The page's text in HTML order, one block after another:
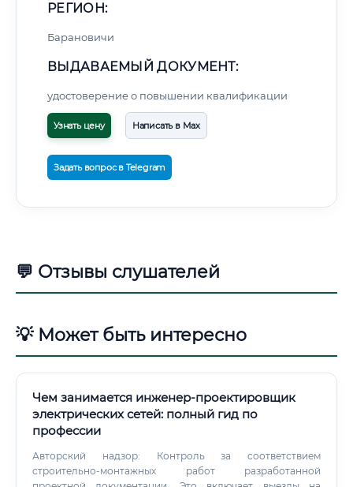
РЕГИОН:
Барановичи
ВЫДАВАЕМЫЙ ДОКУМЕНТ:
удостоверение о повышении квалификации
Узнать цену Написать в Max
Задать вопрос в Telegram
💬 Отзывы слушателей
💡 Может быть интересно
Чем занимается инженер-проектировщик
электрических сетей: полный гид по
профессии
Авторский надзор: Контроль за соответствием
строительно-монтажных работ разработанной